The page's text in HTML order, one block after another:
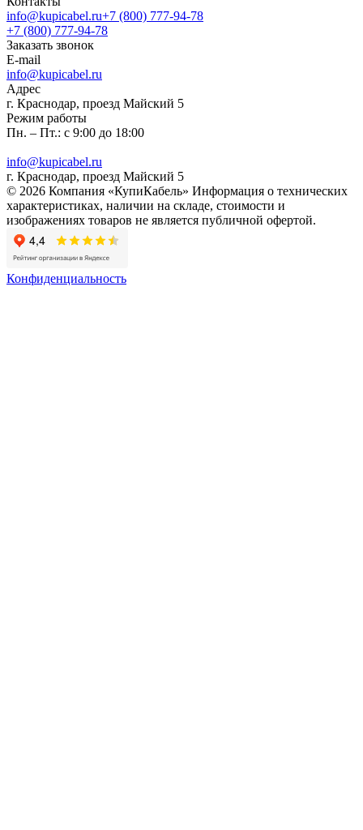
info@kupicabel.ru+7 (800) 777-94-78
+7 (800) 777-94-78
Заказать звонок
E-mail
info@kupicabel.ru
Адрес
г. Краснодар, проезд Майский 5
Режим работы
Пн. – Пт.: с 9:00 до 18:00
info@kupicabel.ru
г. Краснодар, проезд Майский 5
© 2026 Компания «КупиКабель» Информация о технических
характеристиках, наличии на складе, стоимости и
изображениях товаров не является публичной офертой.
Конфиденциальность